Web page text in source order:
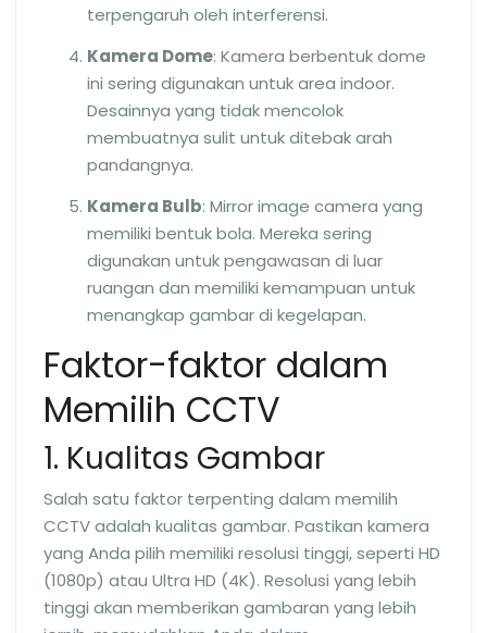
terpengaruh oleh interferensi.
Kamera Dome: Kamera berbentuk dome
ini sering digunakan untuk area indoor.
Desainnya yang tidak mencolok
membuatnya sulit untuk ditebak arah
pandangnya.
Kamera Bulb: Mirror image camera yang
memiliki bentuk bola. Mereka sering
digunakan untuk pengawasan di luar
ruangan dan memiliki kemampuan untuk
menangkap gambar di kegelapan.
Faktor-faktor dalam
Memilih CCTV
1. Kualitas Gambar
Salah satu faktor terpenting dalam memilih
CCTV adalah kualitas gambar. Pastikan kamera
yang Anda pilih memiliki resolusi tinggi, seperti HD
(1080p) atau Ultra HD (4K). Resolusi yang lebih
tinggi akan memberikan gambaran yang lebih